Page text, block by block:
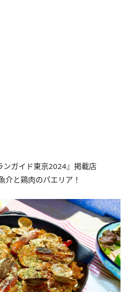
ンガイド東京2024』掲載店
介と鶏肉のパエリア！